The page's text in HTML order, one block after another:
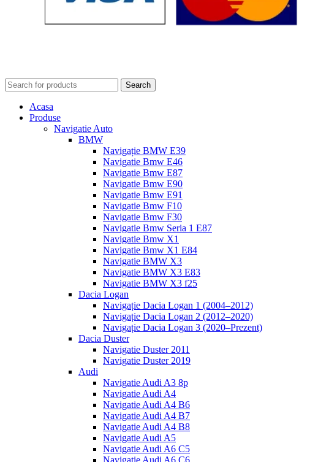
Search
Acasa
Produse
Navigatie Auto
BMW
Navigație BMW E39
Navigatie Bmw E46
Navigatie Bmw E87
Navigatie Bmw E90
Navigatie Bmw E91
Navigatie Bmw F10
Navigatie Bmw F30
Navigatie Bmw Seria 1 E87
Navigatie Bmw X1
Navigatie Bmw X1 E84
Navigatie BMW X3
Navigatie BMW X3 E83
Navigatie BMW X3 f25
Dacia Logan
Navigație Dacia Logan 1 (2004–2012)
Navigație Dacia Logan 2 (2012–2020)
Navigație Dacia Logan 3 (2020–Prezent)
Dacia Duster
Navigatie Duster 2011
Navigatie Duster 2019
Audi
Navigatie Audi A3 8p
Navigatie Audi A4
Navigatie Audi A4 B6
Navigatie Audi A4 B7
Navigatie Audi A4 B8
Navigatie Audi A5
Navigatie Audi A6 C5
Navigatie Audi A6 C6